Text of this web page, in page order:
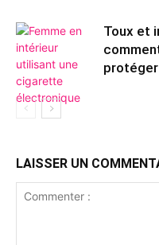
Toux et
LAISSER UN